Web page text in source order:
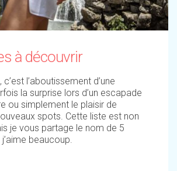
à découvrir
l’aboutissement d’une
la surprise lors d’un escapade
ou simplement le plaisir de
spots. Cette liste est non
je vous partage le nom de 5
beaucoup.